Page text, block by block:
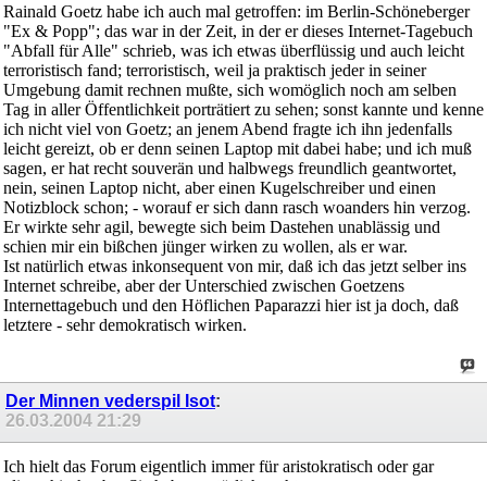
Rainald Goetz habe ich auch mal getroffen: im Berlin-Schöneberger
"Ex & Popp"; das war in der Zeit, in der er dieses Internet-Tagebuch
"Abfall für Alle" schrieb, was ich etwas überflüssig und auch leicht
terroristisch fand; terroristisch, weil ja praktisch jeder in seiner
Umgebung damit rechnen mußte, sich womöglich noch am selben
Tag in aller Öffentlichkeit porträtiert zu sehen; sonst kannte und kenne
ich nicht viel von Goetz; an jenem Abend fragte ich ihn jedenfalls
leicht gereizt, ob er denn seinen Laptop mit dabei habe; und ich muß
sagen, er hat recht souverän und halbwegs freundlich geantwortet,
nein, seinen Laptop nicht, aber einen Kugelschreiber und einen
Notizblock schon; - worauf er sich dann rasch woanders hin verzog.
Er wirkte sehr agil, bewegte sich beim Dastehen unablässig und
schien mir ein bißchen jünger wirken zu wollen, als er war.
Ist natürlich etwas inkonsequent von mir, daß ich das jetzt selber ins
Internet schreibe, aber der Unterschied zwischen Goetzens
Internettagebuch und den Höflichen Paparazzi hier ist ja doch, daß
letztere - sehr demokratisch wirken.
Der Minnen vederspil Isot:
26.03.2004 21:29
Ich hielt das Forum eigentlich immer für aristokratisch oder gar